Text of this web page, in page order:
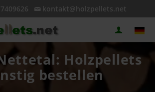
kontakt@holzpellets.net
Holzpellets
bestellen